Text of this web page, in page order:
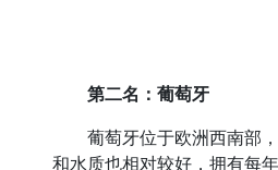
第二名：葡萄牙
葡萄牙位于欧洲西南部，
和水质也相对较好，拥有每